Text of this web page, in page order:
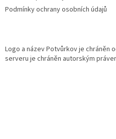
Podmínky ochrany osobních údajů
Logo a název Potvůrkov je chráněn
serveru je chráněn autorským